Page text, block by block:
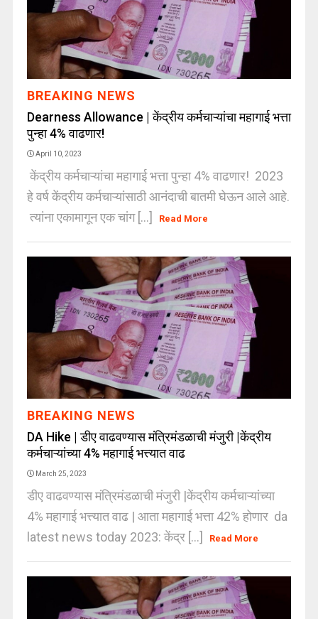
BREAKING NEWS
Dearness Allowance | केंद्रीय कर्मचाऱ्यांचा महागाई भत्ता
पुन्हा 4% वाढणार!
April 10, 2023
केंद्रीय कर्मचाऱ्यांचा महागाई भत्ता पुन्हा 4% वाढणार! 2023
हे वर्ष केंद्रीय कर्मचाऱ्यांसाठी आनंदाची बातमी घेऊन आले आहे.
त्यांना एकामागून एक चांग [...]
Read More
BREAKING NEWS
DA Hike | डीए वाढवण्यास मंत्रिमंडळाची मंजुरी |केंद्रीय
कर्मचाऱ्यांच्या 4% महागाई भत्त्यात वाढ
March 25, 2023
डीए वाढवण्यास मंत्रिमंडळाची मंजुरी |केंद्रीय कर्मचाऱ्यांच्या
4% महागाई भत्त्यात वाढ | आता महागाई भत्ता 42% होणार da
latest news today 2023: केंद्र [...]
Read More